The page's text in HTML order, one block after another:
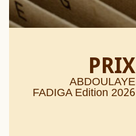
PRIX
ABDOULAYE
FADIGA Edition 2026